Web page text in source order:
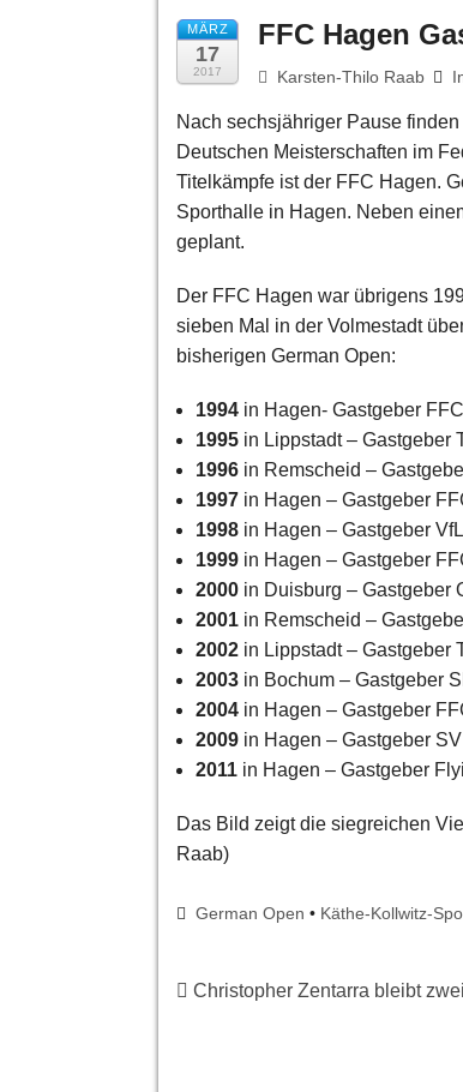
MÄRZ
17
2017
FFC Hagen
Karsten-Thilo Raab
Nach sechsjähriger Pause
Deutschen Meisterschaften im
Titelkämpfe ist der FFC Hagen.
Sporthalle in Hagen. Neben
geplant.
Der FFC Hagen war übrigens
sieben Mal in der Volmestadt
bisherigen German Open:
1994 in Hagen- Gastgeber
1995 in Lippstadt – Gastgeber
1996 in Remscheid –
1997 in Hagen – Gastgeber
1998 in Hagen – Gastgeber
1999 in Hagen – Gastgeber
2000 in Duisburg – Gastgeber
2001 in Remscheid –
2002 in Lippstadt – Gastgeber
2003 in Bochum – Gastgeber
2004 in Hagen – Gastgeber
2009 in Hagen – Gastgeber
2011 in Hagen – Gastgeber
Das Bild zeigt die siegreichen
Raab)
German Open • Käthe-Kollwitz-
Christopher Zentarra bleibt